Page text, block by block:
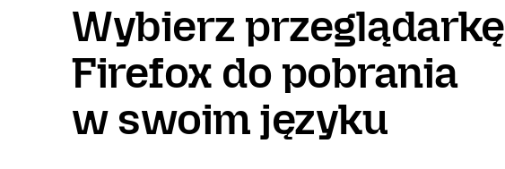
Wybierz przeglądarkę
Firefox do pobrania
w swoim języku